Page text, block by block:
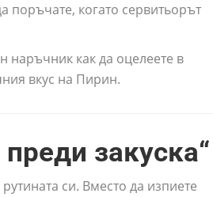
поръчате, когато сервитьорът
наръчник как да оцелеете в
вкус на Пирин.
закуска“
си. Вместо да изпиете